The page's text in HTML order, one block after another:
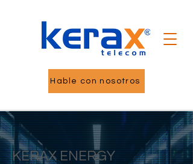
Hable con nosotros
02
KERAX ENERGY